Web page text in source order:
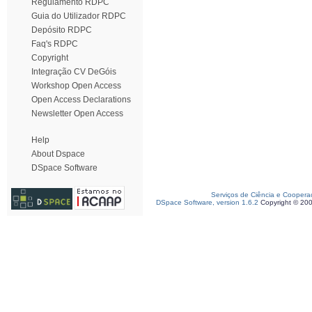
Regulamento RDPC
Guia do Utilizador RDPC
Depósito RDPC
Faq's RDPC
Copyright
Integração CV DeGóis
Workshop Open Access
Open Access Declarations
Newsletter Open Access
Help
About Dspace
DSpace Software
Serviços de Ciência e
DSpace Software, version 1.6.2 Copyright ©